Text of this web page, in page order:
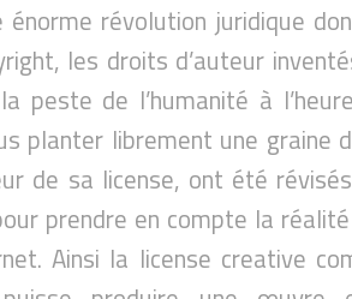
énorme révolution juridique
les droits d’auteur
peste de l’humanité à
planter librement une graine
de sa license, ont été
prendre en compte la
Ainsi la license creative